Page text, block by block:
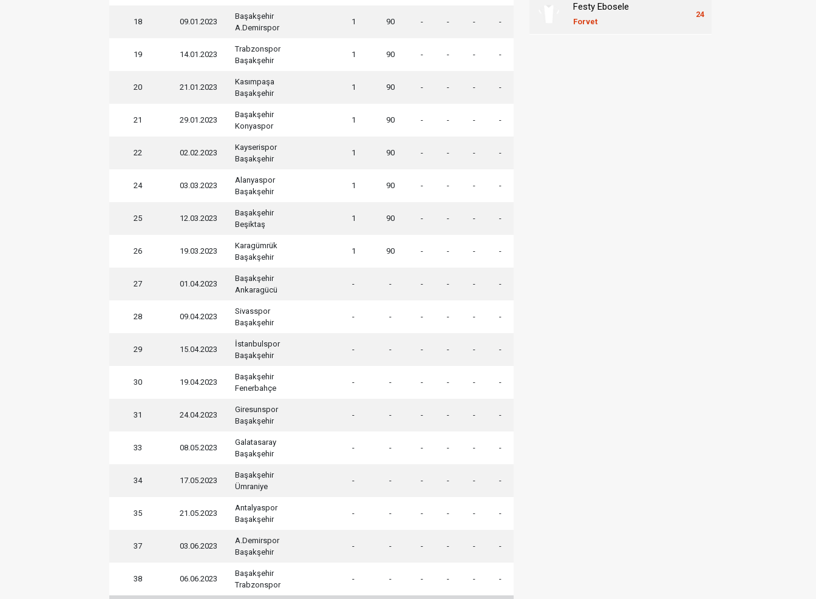
18 09.01.2023
Başakşehir
A.Demirspor
1 90 - - - -
19 14.01.2023
Trabzonspor
Başakşehir
1 90 - - - -
20 21.01.2023
Kasımpaşa
Başakşehir
1 90 - - - -
21 29.01.2023
Başakşehir
Konyaspor
1 90 - - - -
22 02.02.2023
Kayserispor
Başakşehir
1 90 - - - -
24 03.03.2023
Alanyaspor
Başakşehir
1 90 - - - -
25 12.03.2023
Başakşehir
Beşiktaş
1 90 - - - -
26 19.03.2023
Karagümrük
Başakşehir
1 90 - - - -
27 01.04.2023
Başakşehir
Ankaragücü
- - - - - -
28 09.04.2023
Sivasspor
Başakşehir
- - - - - -
29 15.04.2023
İstanbulspor
Başakşehir
- - - - - -
30 19.04.2023
Başakşehir
Fenerbahçe
- - - - - -
31 24.04.2023
Giresunspor
Başakşehir
- - - - - -
33 08.05.2023
Galatasaray
Başakşehir
- - - - - -
34 17.05.2023
Başakşehir
Ümraniye
- - - - - -
35 21.05.2023
Antalyaspor
Başakşehir
- - - - - -
37 03.06.2023
A.Demirspor
Başakşehir
- - - - - -
38 06.06.2023
Başakşehir
Trabzonspor
- - - - - -
Festy Ebosele
Forvet
24